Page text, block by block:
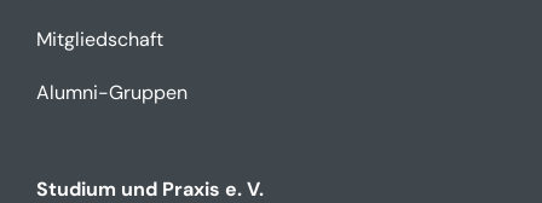
Mitgliedschaft
Alumni-Gruppen
Studium und Praxis e. V.